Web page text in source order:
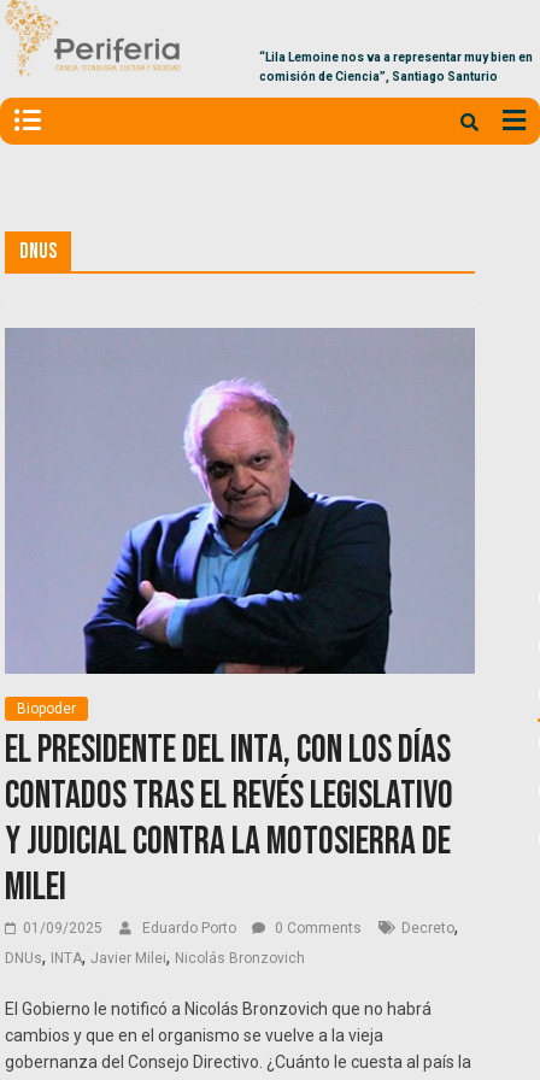
“Lila Lemoine nos va a representar muy bien en la
comisión de Ciencia”, Santiago Santurio
DNUs
Biopoder
El presidente del INTA, con los días
contados tras el revés legislativo
y judicial contra la motosierra de
Milei
01/09/2025 Eduardo Porto 0 Comments Decreto,
DNUs, INTA,Javier Milei, Nicolás Bronzovich
El Gobierno le notificó a Nicolás Bronzovich que no habrá
cambios y que en el organismo se vuelve a la vieja
gobernanza del Consejo Directivo. ¿Cuánto le cuesta al país la